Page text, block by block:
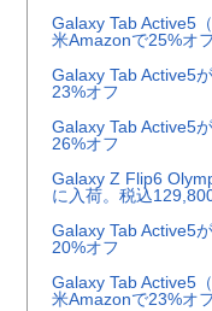
Galaxy Tab Active5
米Amazonで25%オ
Galaxy Tab Active5
23%オフ
Galaxy Tab Active5
26%オフ
Galaxy Z Flip6
に入荷。税込
Galaxy Tab Active5
20%オフ
Galaxy Tab Active5
米Amazonで23%オ